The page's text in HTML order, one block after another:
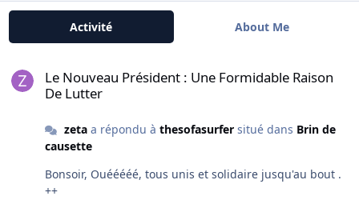
Activité About Me
Le Nouveau Président : Une Formidable Raison
De Lutter
zetaa répondu à thesofasurfersitué dans Brin de
causette
Bonsoir, Ouééééé, tous unis et solidaire jusqu'au bout .
++